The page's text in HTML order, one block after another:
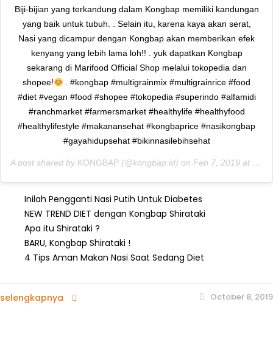
Biji-bijian yang terkandung dalam Kongbap memiliki kandungan
yang baik untuk tubuh. . Selain itu, karena kaya akan serat,
Nasi yang dicampur dengan Kongbap akan memberikan efek
kenyang yang lebih lama loh!! . yuk dapatkan Kongbap
sekarang di Marifood Official Shop melalui tokopedia dan
shopee!
. #kongbap #multigrainmix #multigrainrice #food
#diet #vegan #food #shopee #tokopedia #superindo #alfamidi
#ranchmarket #farmersmarket #healthylife #healthyfood
#healthylifestyle #makanansehat #kongbaprice #nasikongbap
#gayahidupsehat #bikinnasilebihsehat
A post shared by KONGBAP (@kongbap.id) on Feb 7, 2019 at 11:52pm PST
Inilah Pengganti Nasi Putih Untuk Diabetes
NEW TREND DIET dengan Kongbap Shirataki
Apa itu Shirataki ?
BARU, Kongbap Shirataki !
4 Tips Aman Makan Nasi Saat Sedang Diet
selengkapnya October 8, 2019